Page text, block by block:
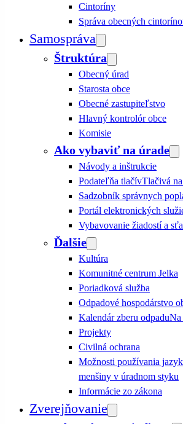
Cintoríny
Správa obecných
Samospráva
Štruktúra
Obecný úrad
Starosta obce
Obecné zastupiteľstvo
Hlavný kontrolór obce
Komisie
Ako vybaviť na úrade
Návody a inštrukcie
Podateľňa tlačívTlačivá
Sadzobník správnych
Portál elektronických
Vybavovanie žiadostí a
Ďalšie
Kultúra
Komunitné centrum Jelka
Poriadková služba
Odpadové hospodárstvo
Kalendár zberu odpaduNa
Projekty
Civilná ochrana
Možnosti používania
menšiny v úradnom styku
Informácie zo zákona
Zverejňovanie